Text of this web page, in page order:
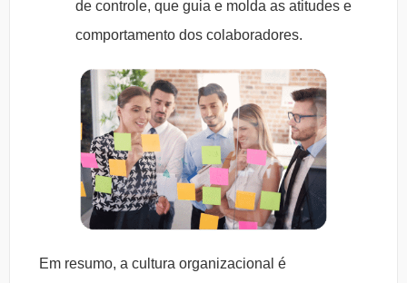
de controle, que guia e molda as atitudes e
comportamento dos colaboradores.
Em resumo, a cultura organizacional é